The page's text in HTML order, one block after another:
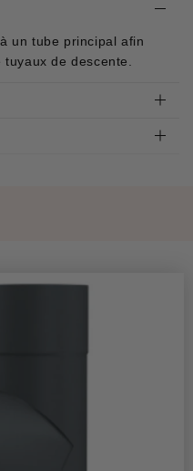
un tube principal afin
de descente.